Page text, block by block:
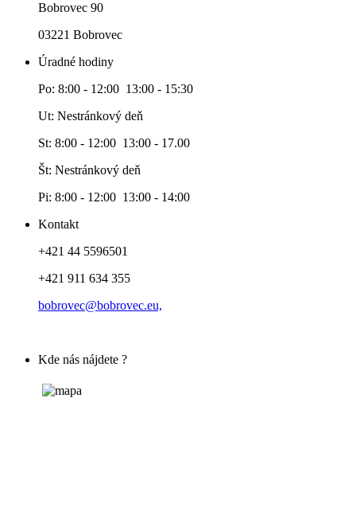
Bobrovec 90
03221 Bobrovec
Úradné hodiny
Po: 8:00 - 12:00 13:00 - 15:30
Ut: Nestránkový deň
St: 8:00 - 12:00 13:00 - 17.00
Št: Nestránkový deň
Pi: 8:00 - 12:00 13:00 - 14:00
Kontakt
+421 44 5596501
+421 911 634 355
bobrovec@bobrovec.eu,
Kde nás nájdete ?